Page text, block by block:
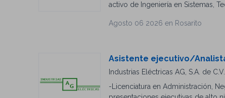
activo de Ingeniería en Sistemas,
Manejo básico de Microsoft
Agosto 06 2026 en Rosarito
Asistente ejecutivo/
Industrias Eléctricas AG, S.A. de C.V.
-Licenciatura en Administración,